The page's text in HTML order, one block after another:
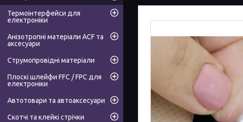
Термоінтерфейси для
електроніки
Анізотропні матеріали ACF та
аксесуари
Струмопровідні матеріали
Плоскі шлейфи FFC / FPC для
електроніки
Автотовари та автоаксесуари
Скотчі та клейкі стрічки